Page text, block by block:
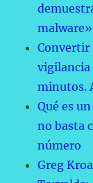
Convertir
vigilancia
minutos.
Qué es
no basta
número
Greg